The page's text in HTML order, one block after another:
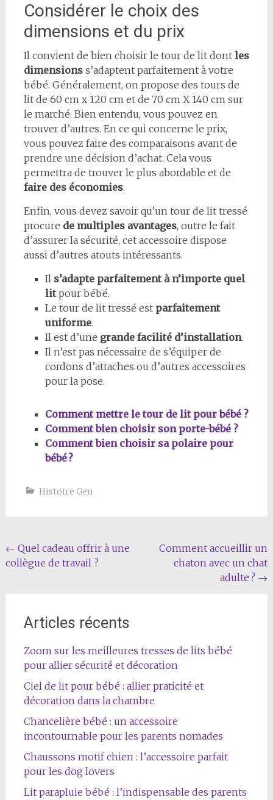
Considérer le choix des
dimensions et du prix
Il convient de bien choisir le tour de lit dont les
dimensionss’adaptent parfaitement à votre
bébé. Généralement, on propose des tours de
lit de 60 cm x 120 cm et de 70 cm X 140 cm sur
le marché. Bien entendu, vous pouvez en
trouver d’autres. En ce qui concerne le prix,
vous pouvez faire des comparaisons avant de
prendre une décision d’achat. Cela vous
permettra de trouver le plus abordable et de
faire des économies.
Enfin, vous devez savoir qu’un tour de lit tressé
procure de multiples avantages, outre le fait
d’assurer la sécurité, cet accessoire dispose
aussi d’autres atouts intéressants.
Il s’adapte parfaitement à n’importe quel
litpour bébé.
Le tour de lit tressé est parfaitement
uniforme.
Il est d’une grande facilité d’installation.
Il n’est pas nécessaire de s’équiper de
cordons d’attaches ou d’autres accessoires
pour la pose.
Comment mettre le tour de lit pour bébé ?
Comment bien choisir son porte-bébé ?
Comment bien choisir sa polaire pour
bébé ?
Histoire Gen
Navigation
de
← Quel cadeau offrir à une
collègue de travail ?
Comment accueillir un
chaton avec un chat
adulte ? →
Articles récents
Zoom sur les meilleures tresses de lits bébé
pour allier sécurité et décoration
Ciel de lit pour bébé : allier praticité et
décoration dans la chambre
Chancelière bébé : un accessoire
incontournable pour les parents nomades
Chaussons motif chien : l’accessoire parfait
pour les dog lovers
Lit parapluie bébé : l’indispensable des parents